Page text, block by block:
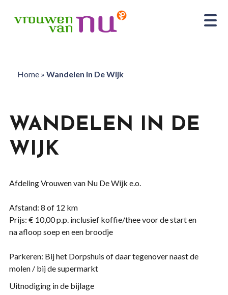
Home» Wandelen in De Wijk
WANDELEN IN DE
WIJK
Afdeling Vrouwen van Nu De Wijk e.o.
Afstand: 8 of 12 km
Prijs: € 10,00 p.p. inclusief koffie/thee voor de start en
na afloop soep en een broodje
Parkeren: Bij het Dorpshuis of daar tegenover naast de
molen / bij de supermarkt
Uitnodiging in de bijlage